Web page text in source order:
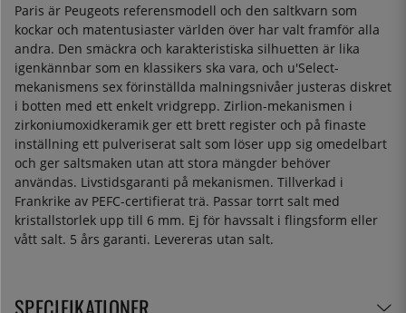
Paris är Peugeots referensmodell och den saltkvarn som
kockar och matentusiaster världen över har valt framför alla
andra. Den smäckra och karakteristiska silhuetten är lika
igenkännbar som en klassikers ska vara, och u'Select-
mekanismens sex förinställda malningsnivåer justeras diskret
i botten med ett enkelt vridgrepp. Zirlion-mekanismen i
zirkoniumoxidkeramik ger ett brett register och på finaste
inställning ett pulveriserat salt som löser upp sig omedelbart
och ger saltsmaken utan att stora mängder behöver
användas. Livstidsgaranti på mekanismen. Tillverkad i
Frankrike av PEFC-certifierat trä. Passar torrt salt med
kristallstorlek upp till 6 mm. Ej för havssalt i flingsform eller
vått salt. 5 års garanti. Levereras utan salt.
SPECIFIKATIONER